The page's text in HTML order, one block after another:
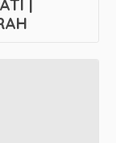
|